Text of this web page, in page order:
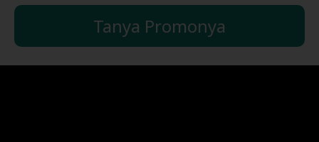
Tanya Promonya